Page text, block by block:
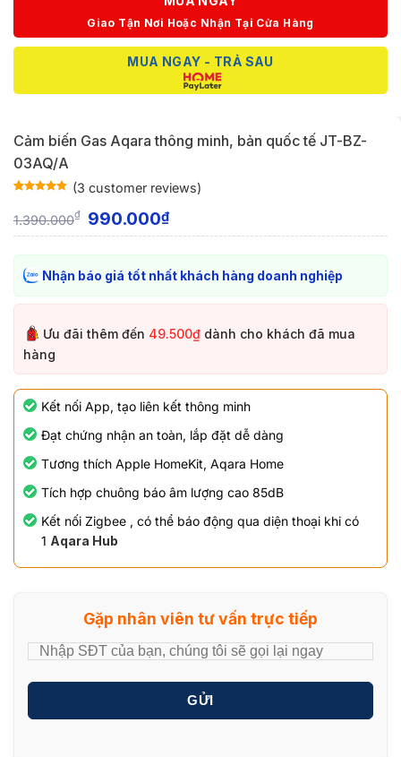
Giao Tận Nơi Hoặc Nhận Tại Cửa Hàng
MUA NGAY - TRẢ SAU
Cảm biến Gas Aqara thông minh, bản quốc tế JT-BZ-
03AQ/A
on
customer
(3 customer reviews)
1.390.000₫ 990.000₫
Nhận báo giá tốt nhất khách hàng doanh nghiệp
Ưu đãi thêm đến 49.500₫ dành cho khách đã mua
hàng
Kết nối App, tạo liên kết thông minh
Đạt chứng nhận an toàn, lắp đặt dễ dàng
Tương thích Apple HomeKit, Aqara Home
Tích hợp chuông báo âm lượng cao 85dB
Kết nối Zigbee , có thể báo động qua diện thoại khi có
1 Aqara Hub
Gặp nhân viên tư vấn trực tiếp
GỬI